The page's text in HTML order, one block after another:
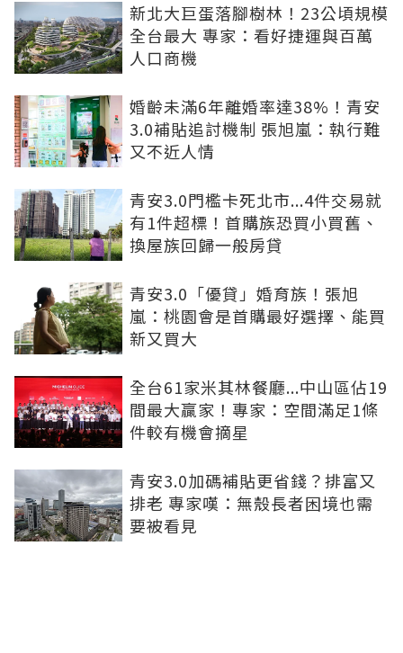
新北大巨蛋落腳樹林！23公頃規模
全台最大 專家：看好捷運與百萬
人口商機
婚齡未滿6年離婚率達38%！青安
3.0補貼追討機制 張旭嵐：執行難
又不近人情
青安3.0門檻卡死北市...4件交易就
有1件超標！首購族恐買小買舊、
換屋族回歸一般房貸
青安3.0「優貸」婚育族！張旭
嵐：桃園會是首購最好選擇、能買
新又買大
全台61家米其林餐廳...中山區佔19
間最大贏家！專家：空間滿足1條
件較有機會摘星
青安3.0加碼補貼更省錢？排富又
排老 專家嘆：無殼長者困境也需
要被看見